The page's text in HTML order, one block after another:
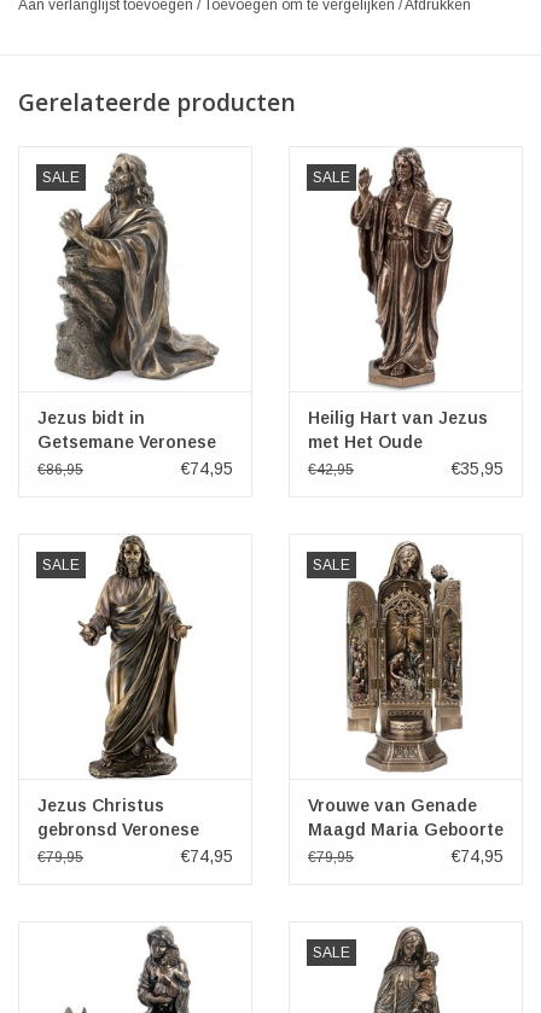
Aan verlanglijst toevoegen / Toevoegen om te vergelijken /Afdrukken
Gerelateerde producten
SALE
Jezus bidt in
Getsemane Veronese
Design
€86,95 €74,95
SALE
Heilig Hart van Jezus
met Het Oude
Testament 17cm
€42,95 €35,95
SALE
Jezus Christus
gebronsd Veronese
Design
€79,95 €74,95
SALE
Vrouwe van Genade
Maagd Maria Geboorte
Drieluik Altaar
€79,95 €74,95
SALE